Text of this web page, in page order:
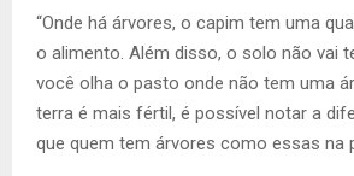
“Onde há árvores, o capim tem uma
o alimento. Além disso, o solo não vai
você olha o pasto onde não tem uma
terra é mais fértil, é possível notar a
que quem tem árvores como essas na